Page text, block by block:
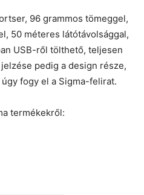
96 grammos tömeggel,
50 méteres látótávolsággal,
USB-ről tölthető, teljesen
pedig a design része,
fogy el a Sigma-felirat.
termékekről: